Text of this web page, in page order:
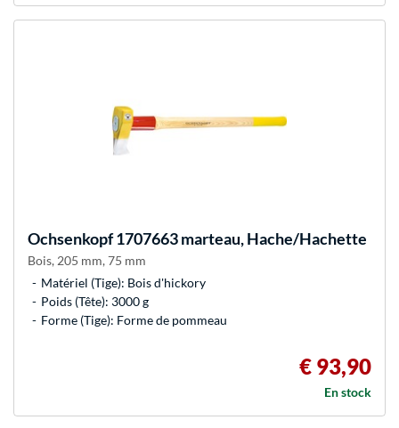
Ochsenkopf1707663 marteau, Hache/Hachette
Bois, 205 mm, 75 mm
Matériel (Tige): Bois d'hickory
Poids (Tête): 3000 g
Forme (Tige): Forme de pommeau
€ 93,90
En stock